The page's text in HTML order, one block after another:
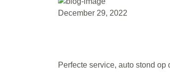
December 29, 2022
Perfecte service, auto stond